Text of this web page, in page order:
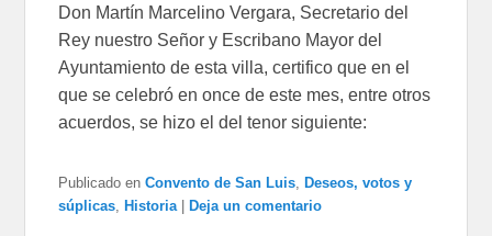
Don Martín Marcelino Vergara, Secretario del
Rey nuestro Señor y Escribano Mayor del
Ayuntamiento de esta villa, certifico que en el
que se celebró en once de este mes, entre otros
acuerdos, se hizo el del tenor siguiente:
Publicado en Convento de San Luis, Deseos, votos y
súplicas, Historia Deja un comentario